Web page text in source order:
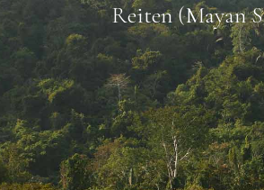
Reiten (Mayan